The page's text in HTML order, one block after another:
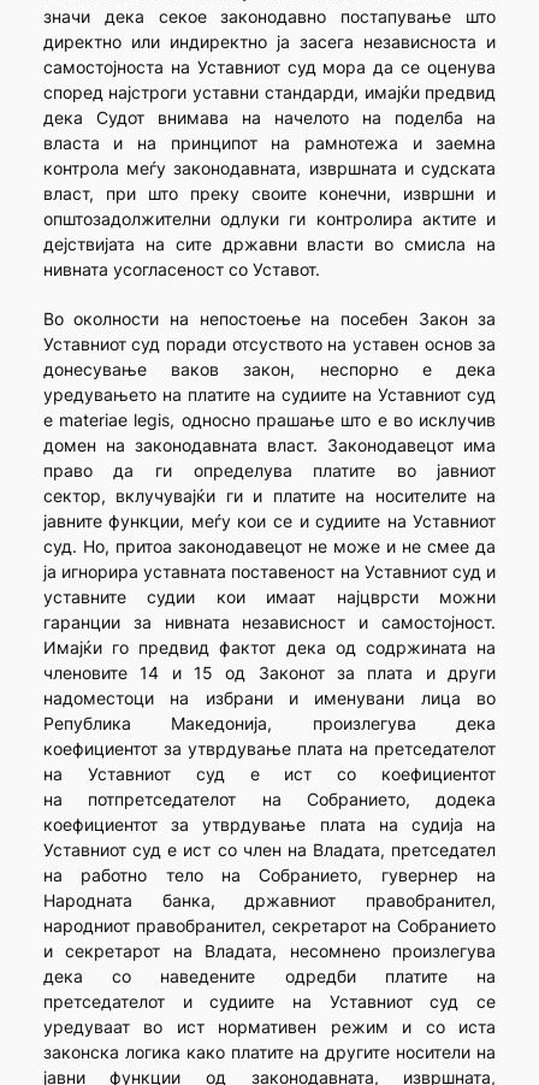
значи дека секое законодавно постапување што
директно или индиректно ја засега независноста и
самостојноста на Уставниот суд мора да се оценува
според најстроги уставни стандарди, имајќи предвид
дека Судот внимава на начелото на поделба на
власта и на принципот на рамнотежа и заемна
контрола меѓу законодавната, извршната и судската
власт, при што преку своите конечни, извршни и
општозадолжителни одлуки ги контролира актите и
дејствијата на сите државни власти во смисла на
нивната усогласеност со Уставот.
Во околности на непостоење на посебен Закон за
Уставниот суд поради отсуството на уставен основ за
донесување ваков закон, неспорно е дека
уредувањето на платите на судиите на Уставниот суд
е materiae legis, односно прашање што е во исклучив
домен на законодавната власт. Законодавецот има
право да ги определува платите во јавниот
сектор, вклучувајќи ги и платите на носителите на
јавните функции, меѓу кои се и судиите на Уставниот
суд. Но, притоа законодавецот не може и не смее да
ја игнорира уставната поставеност на Уставниот суд и
уставните судии кои имаат најцврсти можни
гаранции за нивната независност и самостојност.
Имајќи го предвид фактот дека од содржината на
членовите 14 и 15 од Законот за плата и други
надоместоци на избрани и именувани лица во
Република Македонија, произлегува дека
коефициентот за утврдување плата на претседателот
на Уставниот суд е ист со коефициентот
на потпретседателот на Собранието, додека
коефициентот за утврдување плата на судија на
Уставниот суд е ист со член на Владата, претседател
на работно тело на Собранието, гувернер на
Народната банка, државниот правобранител,
народниот правобранител, секретарот на Собранието
и секретарот на Владата, несомнено произлегува
дека со наведените одредби платите на
претседателот и судиите на Уставниот суд се
уредуваат во ист нормативен режим и со иста
законска логика како платите на другите носители на
јавни функции од законодавната, извршната,